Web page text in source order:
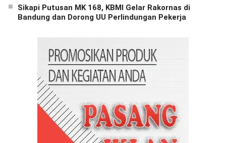
Sikapi Putusan MK 168, KBMI Gelar Rakornas di
Bandung dan Dorong UU Perlindungan Pekerja